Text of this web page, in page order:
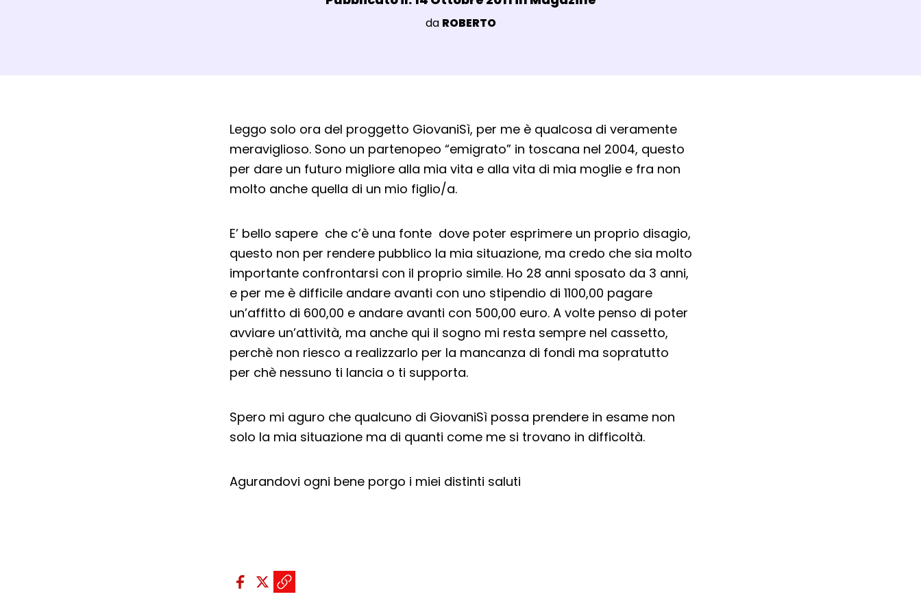
Luogo:
da ROBERTO
Dettagli Post Magazine
Leggo solo ora del proggetto GiovaniSì, per me è qualcosa di veramente
meraviglioso. Sono un partenopeo “emigrato” in toscana nel 2004, questo
per dare un futuro migliore alla mia vita e alla vita di mia moglie e fra non
molto anche quella di un mio figlio/a.
E’ bello sapere che c’è una fonte dove poter esprimere un proprio disagio,
questo non per rendere pubblico la mia situazione, ma credo che sia molto
importante confrontarsi con il proprio simile. Ho 28 anni sposato da 3 anni,
e per me è difficile andare avanti con uno stipendio di 1100,00 pagare
un’affitto di 600,00 e andare avanti con 500,00 euro. A volte penso di poter
avviare un’attività, ma anche qui il sogno mi resta sempre nel cassetto,
perchè non riesco a realizzarlo per la mancanza di fondi ma sopratutto
per chè nessuno ti lancia o ti supporta.
Spero mi aguro che qualcuno di GiovaniSì possa prendere in esame non
solo la mia situazione ma di quanti come me si trovano in difficoltà.
Agurandovi ogni bene porgo i miei distinti saluti
Condividi sui social:
Condividi su Facebook - apre una nuova finestra del browser
Condividi su X - apre una nuova finestra del browser
Copia il link e condividi - apre una nuova finestra del browser